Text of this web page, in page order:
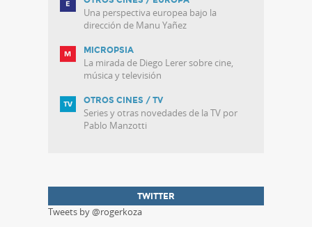
Una perspectiva europea bajo la
dirección de Manu Yañez
MICROPSIA
La mirada de Diego Lerer sobre cine,
música y televisión
OTROS CINES / TV
Series y otras novedades de la TV por
Pablo Manzotti
TWITTER
Tweets by @rogerkoza